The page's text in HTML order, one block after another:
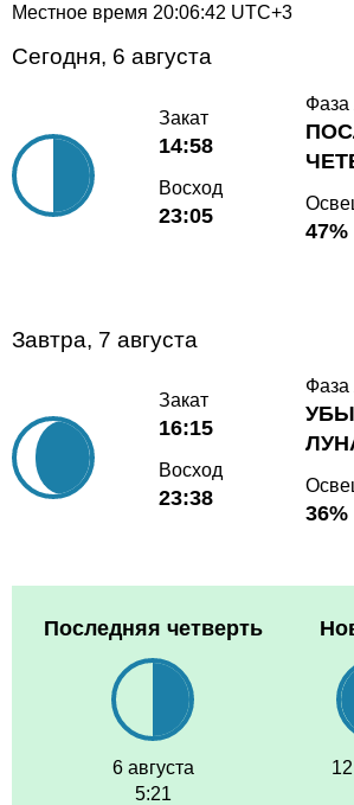
Местное время 20:06:42 UTC+3
Сегодня, 6 августа
Закат
14:58
Восход
23:05
Фаза
47%
Завтра, 7 августа
Закат
16:15
Восход
23:38
Фаза
36%
Последняя четверть
6 августа
5:21